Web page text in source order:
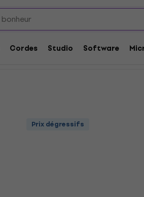
Cordes Studio Software
Prix dégressifs